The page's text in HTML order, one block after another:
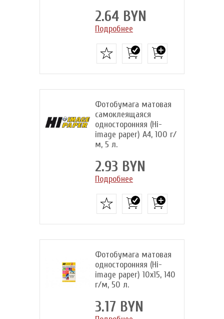
2.64 BYN
Подробнее
Фотобумага матовая
самоклеящаяся
односторонняя (Hi-
image paper) A4, 100 г/
м, 5 л.
2.93 BYN
Подробнее
Фотобумага матовая
односторонняя (Hi-
image paper) 10x15, 140
г/м, 50 л.
3.17 BYN